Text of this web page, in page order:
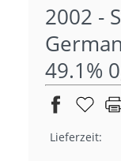
2002 -
49.1%
Lieferzeit: